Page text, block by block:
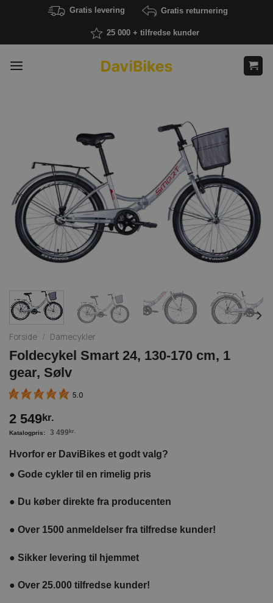
Gratis levering Gratis returnering
25 000 + tilfredse kunder
Forside / Damecykler
Foldecykel Smart 24, 130-170 cm, 1
gear, Sølv
5.0
2 549kr.
3 499 kr.
Hvorfor er DaviBikes et godt valg?
● Gode cykler til en rimelig pris
● Du køber direkte fra producenten
● Over 1500 anmeldelser fra tilfredse kunder!
● Sikker levering til hjemmet
● Over 25.000 tilfredse kunder!